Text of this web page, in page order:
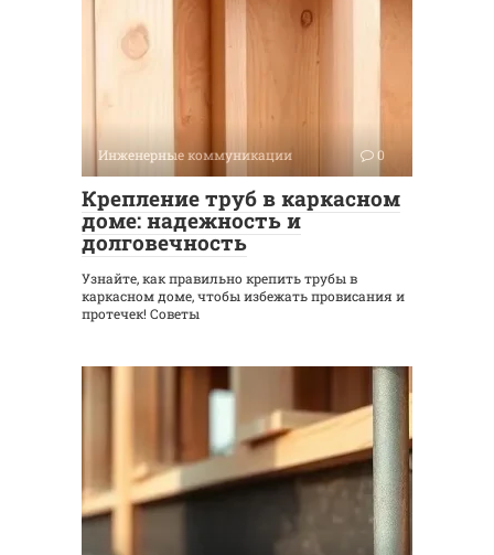
Инженерные коммуникации 0
Крепление труб в каркасном
доме: надежность и
долговечность
Узнайте, как правильно крепить трубы в
каркасном доме, чтобы избежать провисания и
протечек! Советы